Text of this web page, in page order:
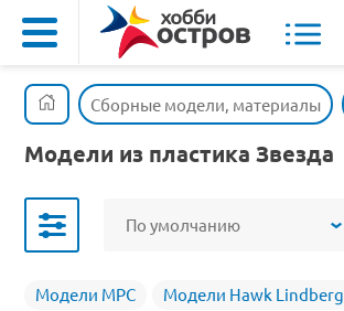
Сборные модели, материалы
Модели из пластика Звезда
По умолчанию
Модели MPC Модели Hawk Lindberg